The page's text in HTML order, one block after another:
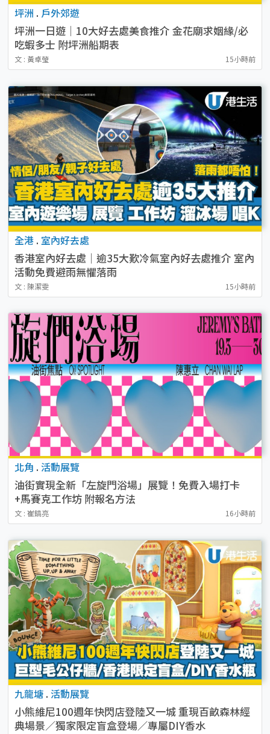
坪洲 . 戶外郊遊
坪洲一日遊｜10大好去處美食推介 金花廟求姻緣/必
吃蝦多士 附坪洲船期表
文 : 黃卓瑩 15小時前
全港 . 室內好去處
香港室內好去處｜逾35大歎冷氣室內好去處推介 室內
活動免費避雨無懼落雨
文 : 陳潔雯 15小時前
北角 . 活動展覽
油街實現全新「左旋門浴場」展覽！免費入場打卡
+馬賽克工作坊 附報名方法
文 : 崔鎬亮 16小時前
九龍塘 . 活動展覽
小熊維尼100週年快閃店登陸又一城 重現百畝森林經
典場景／獨家限定盲盒登場／專屬DIY香水